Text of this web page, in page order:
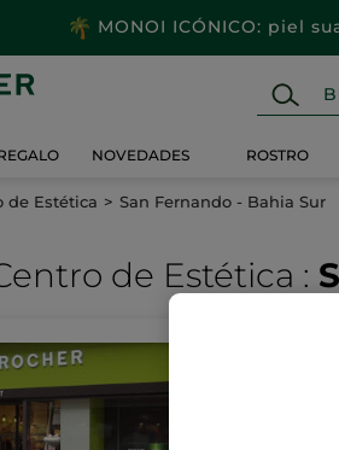
MONOI ICÓNICO: piel
NOVEDADES ROSTRO
de Estética San Fernando - Bahia Sur
de Estética :